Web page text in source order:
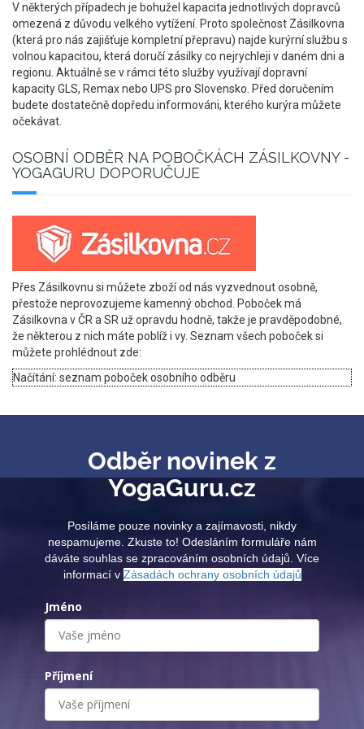
V některých případech je bohužel kapacita jednotlivých dopravců
omezená z důvodu velkého vytížení. Proto společnost Zásilkovna
(která pro nás zajišťuje kompletní přepravu) najde kurýrní službu s
volnou kapacitou, která doručí zásilky co nejrychleji v daném dni a
regionu. Aktuálně se v rámci této služby využívají dopravní
kapacity GLS, Remax nebo UPS pro Slovensko. Před doručením
budete dostatečně dopředu informováni, kterého kurýra můžete
očekávat.
OSOBNÍ ODBĚR NA POBOČKÁCH ZÁSILKOVNY -
YOGAGURU DOPORUČUJE
Přes Zásilkovnu si můžete zboží od nás vyzvednout osobně,
přestože neprovozujeme kamenný obchod. Poboček má
Zásilkovna v ČR a SR už opravdu hodně, takže je pravděpodobné,
že některou z nich máte poblíž i vy. Seznam všech poboček si
můžete prohlédnout zde:
Načítání: seznam poboček osobního odběru
Odběr novinek z
YogaGuru.cz
Posíláme pouze novinky a zajímavosti, nikdy
nespamujeme. Zkuste to! Odesláním formuláře nám
dáváte souhlas se zpracováním osobních údajů. Více
informací v Zásadách ochrany osobních údajů
Jméno
Příjmení